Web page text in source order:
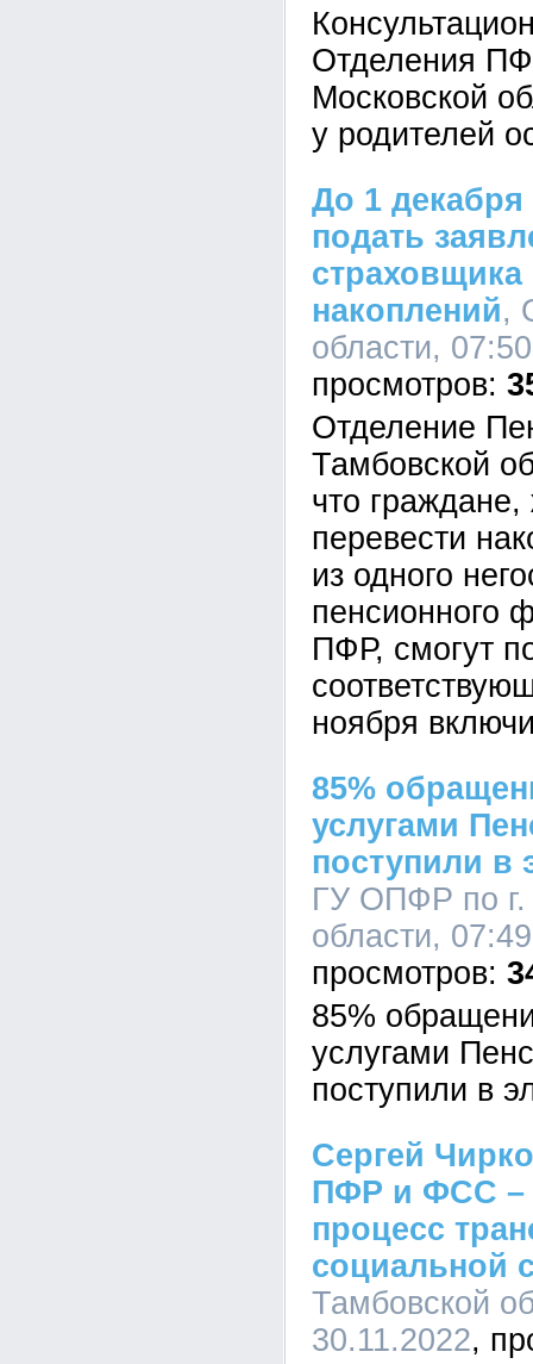
Отделения
Московской
у родителей
До 1 декабря
подать
накоплений,
области,
Отделение
Тамбовской
что
перевести
из одного
пенсионного
ПФР, смогут
ноября
85%
услугами
поступили в
ГУ ОПФР по г.
области,
85%
услугами
поступили в
Сергей
ПФР и ФСС –
процесс
социальной
Тамбовской
30.11.2022